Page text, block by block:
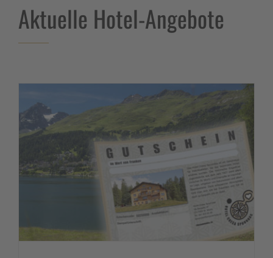
Aktuelle Hotel-Angebote